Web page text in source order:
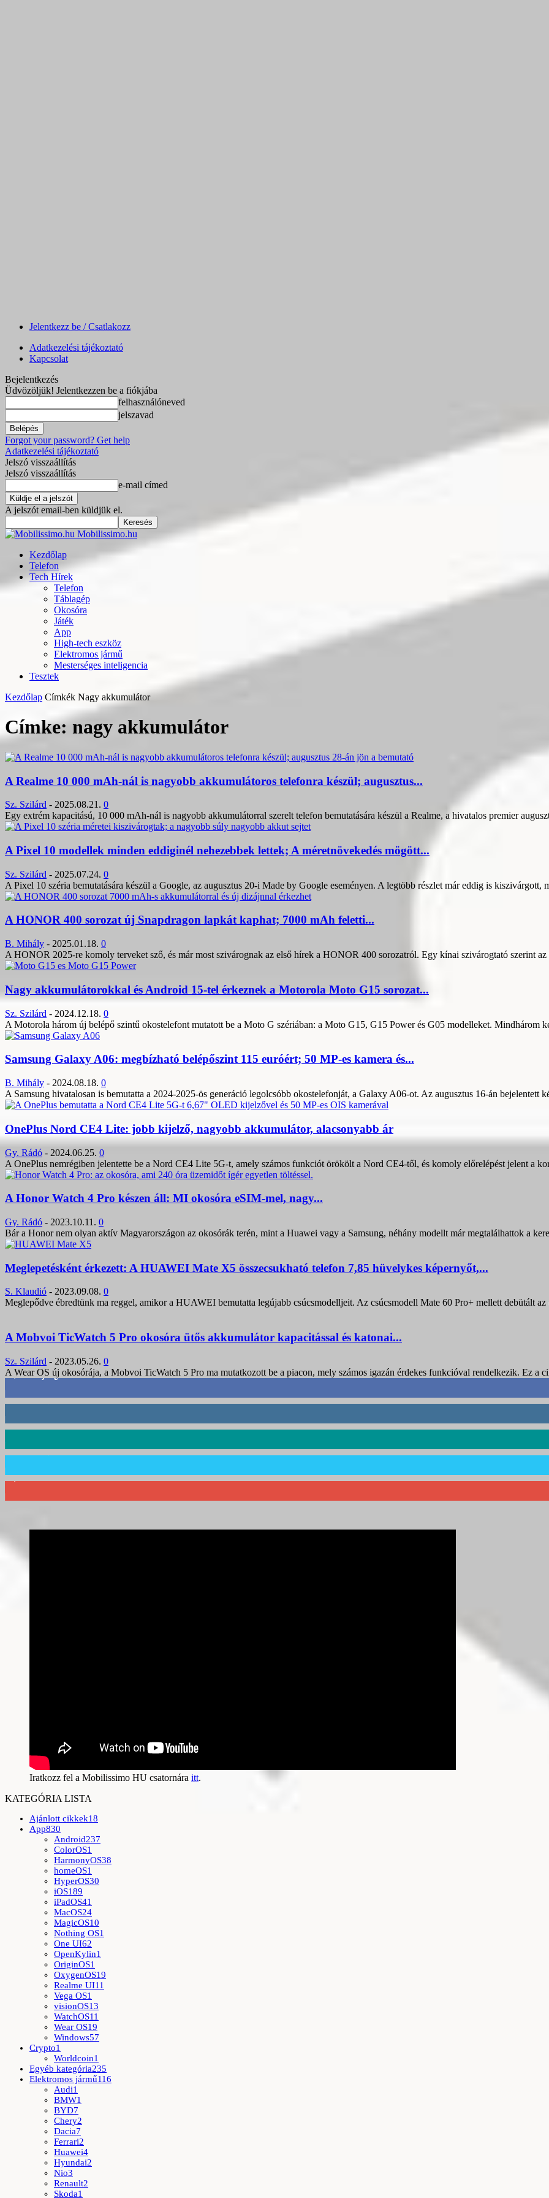
Jelentkezz be / Csatlakozz
Adatkezelési tájékoztató
Kapcsolat
Bejelentkezés
Üdvözöljük! Jelentkezzen be a fiókjába
felhasználóneved
jelszavad
Forgot your password? Get help
Adatkezelési tájékoztató
Jelszó visszaállítás
Jelszó visszaállítás
e-mail címed
A jelszót email-ben küldjük el.
Mobilissimo.hu
Kezdőlap
Telefon
Tech Hírek
Telefon
Táblagép
Okosóra
Játék
App
High-tech eszköz
Elektromos jármű
Mesterséges inteligencia
Tesztek
Kezdőlap Címkék Nagy akkumulátor
Címke: nagy akkumulátor
A Realme 10 000 mAh-nál is nagyobb akkumulátoros telefonra készül; augusztus...
Sz. Szilárd - 2025.08.21. 0
Egy extrém kapacitású, 10 000 mAh-nál is nagyobb akkumulátorral szerelt telefon bemutatására készül a Realme, a hivatalos premier
A Pixel 10 modellek minden eddiginél nehezebbek lettek; A méretnövekedés mögött...
Sz. Szilárd - 2025.07.24. 0
A Pixel 10 széria bemutatására készül a Google, az augusztus 20-i Made by Google eseményen. A legtöbb részlet már eddig is kiszivárgott,
A HONOR 400 sorozat új Snapdragon lapkát kaphat; 7000 mAh feletti...
B. Mihály - 2025.01.18. 0
A HONOR 2025-re komoly terveket sző, és már most szivárognak az első hírek a HONOR 400 sorozatról. Egy kínai szivárogtató szerint
Nagy akkumulátorokkal és Android 15-tel érkeznek a Motorola Moto G15 sorozat...
Sz. Szilárd - 2024.12.18. 0
A Motorola három új belépő szintű okostelefont mutatott be a Moto G szériában: a Moto G15, G15 Power és G05 modelleket. Mindhárom
Samsung Galaxy A06: megbízható belépőszint 115 euróért; 50 MP-es kamera és...
B. Mihály - 2024.08.18. 0
A Samsung hivatalosan is bemutatta a 2024-2025-ös generáció legolcsóbb okostelefonját, a Galaxy A06-ot. Az augusztus 16-án bejelentett
OnePlus Nord CE4 Lite: jobb kijelző, nagyobb akkumulátor, alacsonyabb ár
Gy. Rádó - 2024.06.25. 0
A OnePlus nemrégiben jelentette be a Nord CE4 Lite 5G-t, amely számos funkciót örökölt a Nord CE4-től, és komoly előrelépést jelent a
A Honor Watch 4 Pro készen áll: MI okosóra eSIM-mel, nagy...
Gy. Rádó - 2023.10.11. 0
Bár a Honor nem olyan aktív Magyarországon az okosórák terén, mint a Huawei vagy a Samsung, néhány modellt már megtalálhattok a
Meglepetésként érkezett: A HUAWEI Mate X5 összecsukható telefon 7,85 hüvelykes képernyőt,...
S. Klaudió - 2023.09.08. 0
Meglepődve ébredtünk ma reggel, amikor a HUAWEI bemutatta legújabb csúcsmodelljeit. Az csúcsmodell Mate 60 Pro+ mellett debütált
A Mobvoi TicWatch 5 Pro okosóra ütős akkumulátor kapacitással és katonai...
Sz. Szilárd - 2023.05.26. 0
A Wear OS új okosórája, a Mobvoi TicWatch 5 Pro ma mutatkozott be a piacon, mely számos igazán érdekes funkcióval rendelkezik. Ez a
3,452 Rajongók
Iratkozz fel a Mobilissimo HU csatornára itt.
KATEGÓRIA LISTA
Ajánlott cikkek18
App830
Android237
ColorOS1
HarmonyOS38
homeOS1
HyperOS30
iOS189
iPadOS41
MacOS24
MagicOS10
Nothing OS1
One UI62
OpenKylin1
OriginOS1
OxygenOS19
Realme UI11
Vega OS1
visionOS13
WatchOS11
Wear OS19
Windows57
Crypto1
Worldcoin1
Egyéb kategória235
Elektromos jármű116
Audi1
BMW1
BYD7
Chery2
Dacia7
Ferrari2
Huawei4
Hyundai2
Nio3
Renault2
Skoda1